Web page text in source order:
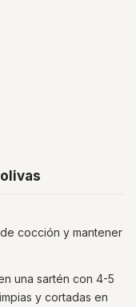
cocción y mantener
una sartén con 4-5
y cortadas en